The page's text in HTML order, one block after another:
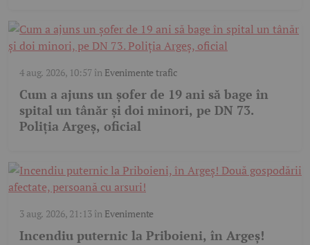
4 aug. 2026, 10:57în Evenimente trafic
Cum a ajuns un șofer de 19 ani să bage în
spital un tânăr și doi minori, pe DN 73.
Poliția Argeș, oficial
3 aug. 2026, 21:13în Evenimente
Incendiu puternic la Priboieni, în Argeș!